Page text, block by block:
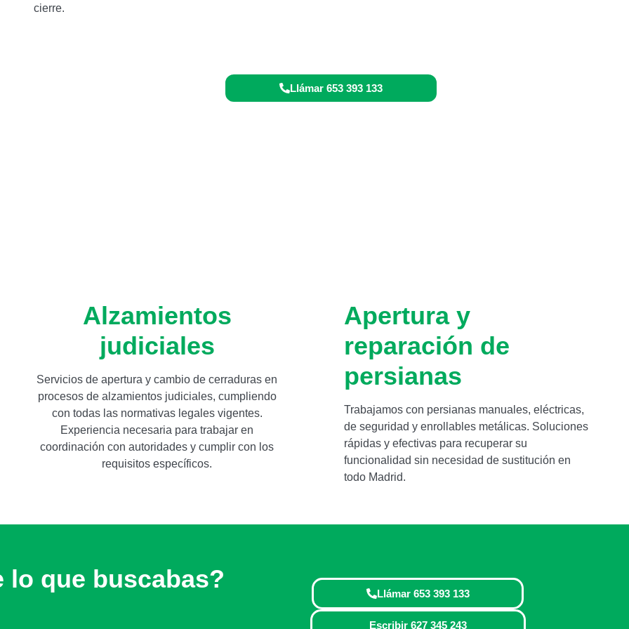
cierre.
Llámar 653 393 133
Alzamientos
judiciales
Servicios de apertura y cambio de cerraduras en
procesos de alzamientos judiciales, cumpliendo
con todas las normativas legales vigentes.
Experiencia necesaria para trabajar en
coordinación con autoridades y cumplir con los
requisitos específicos.
Apertura y
reparación de
persianas
Trabajamos con persianas manuales, eléctricas,
de seguridad y enrollables metálicas. Soluciones
rápidas y efectivas para recuperar su
funcionalidad sin necesidad de sustitución en
todo Madrid.
lo que buscabas?
Llámar 653 393 133
Escribir 627 345 243